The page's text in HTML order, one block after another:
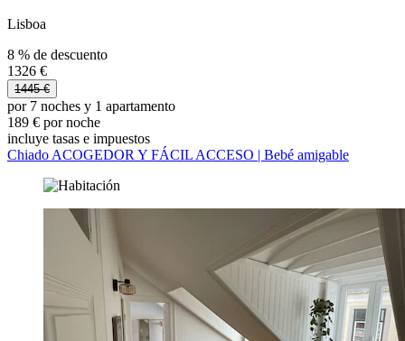
Lisboa
8 % de descuento
1326 €
1445 €
por 7 noches y 1 apartamento
189 € por noche
incluye tasas e impuestos
Chiado ACOGEDOR Y FÁCIL ACCESO | Bebé amigable